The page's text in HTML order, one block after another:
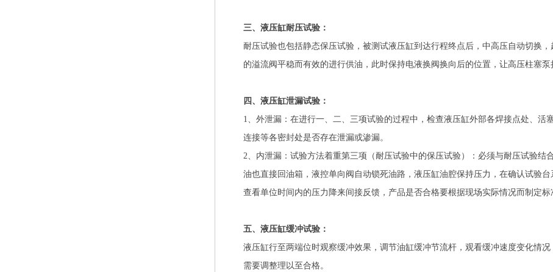
三、液压缸耐压试验：
耐压试验也包括静态保压试验，被测试液压缸到达行程终点后，中高压自动切换
的溢流阀平稳而有效的进行供油，此时保持电液换阀换向后的位置，让高压柱塞泵
四、液压缸泄漏试验：
1、外泄漏：在进行一、二、三项试验的过程中，检查液压缸外部各焊接点处、活
连接等各密封处是否存在泄漏或渗漏。
2、内泄漏：试验方法着重第三项（耐压试验中的保压试验）：必须与耐压试验结
油也直接回油箱，液控单向阀自动锁死油路，液压缸油腔保持压力，在确认试验
查看单位时间内的压力降来间接反馈，产品是否合格要根据现场实际情况而制定标
五、液压缸缓冲试验：
液压缸行至两端位时观察缓冲效果，调节油缸缓冲节流杆，观看缓冲速度变化情
需要调整理以至合格。